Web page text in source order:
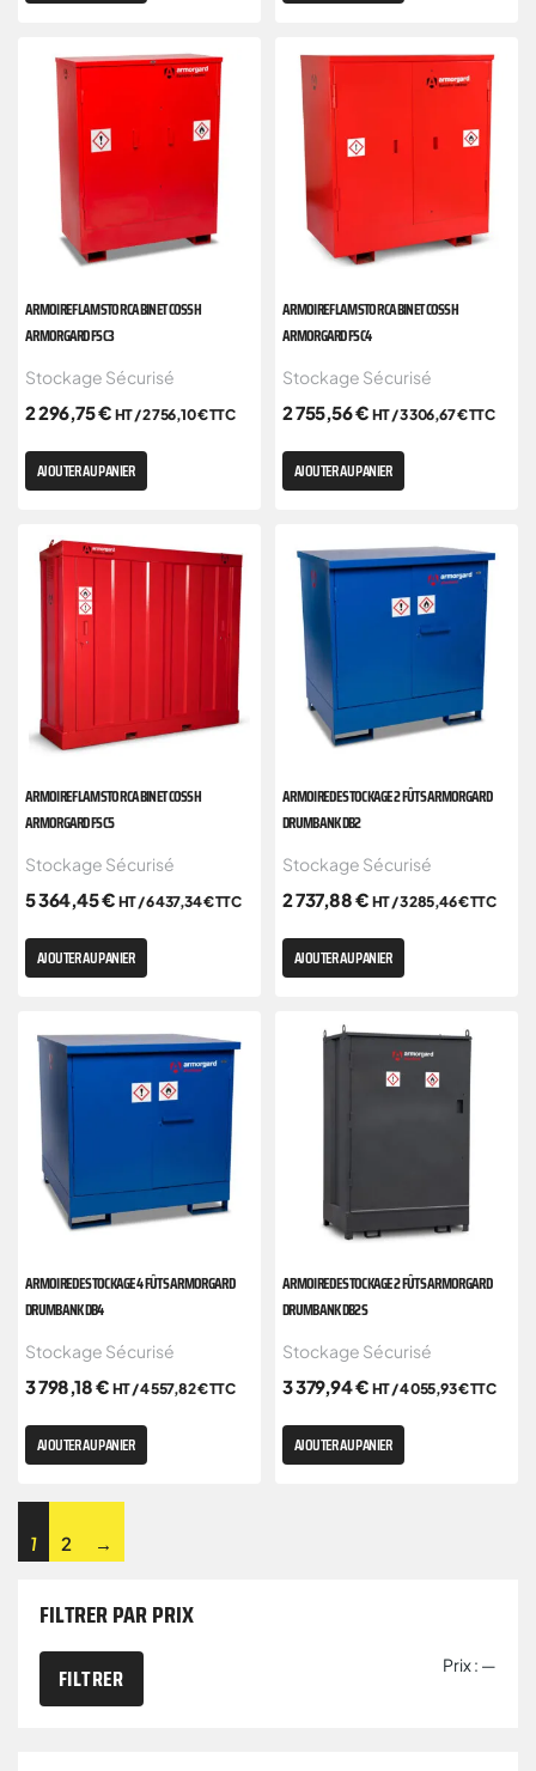
ARMOIRE FLAMSTOR CABINET COSSH
ARMORGARD FSC3
Stockage Sécurisé
2 296,75€ HT /2 756,10€TTC
AJOUTER AU PANIER
ARMOIRE FLAMSTOR CABINET COSSH
ARMORGARD FSC4
Stockage Sécurisé
2 755,56€ HT /3 306,67€TTC
AJOUTER AU PANIER
ARMOIRE FLAMSTOR CABINET COSSH
ARMORGARD FSC5
Stockage Sécurisé
5 364,45€ HT /6 437,34€TTC
AJOUTER AU PANIER
ARMOIRE DE STOCKAGE 2 FÛTS ARMORGARD
DRUMBANK DB2
Stockage Sécurisé
2 737,88€ HT /3 285,46€TTC
AJOUTER AU PANIER
ARMOIRE DE STOCKAGE 4 FÛTS ARMORGARD
DRUMBANK DB4
Stockage Sécurisé
3 798,18€ HT /4 557,82€TTC
AJOUTER AU PANIER
ARMOIRE DE STOCKAGE 2 FÛTS ARMORGARD
DRUMBANK DB2S
Stockage Sécurisé
3 379,94€ HT /4 055,93€TTC
AJOUTER AU PANIER
1 2 →
FILTRER PAR PRIX
FILTRER Prix : —